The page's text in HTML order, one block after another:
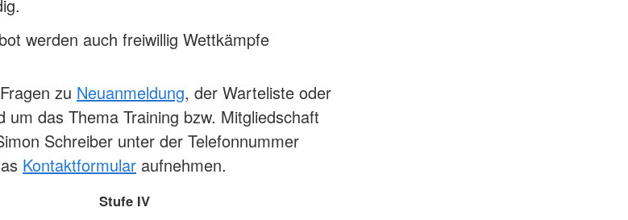
werden auch freiwillig Wettkämpfe
zu Neuanmeldung, der Warteliste oder
um das Thema Training bzw. Mitgliedschaft
Schreiber unter der Telefonnummer
Kontaktformular aufnehmen.
Stufe IV